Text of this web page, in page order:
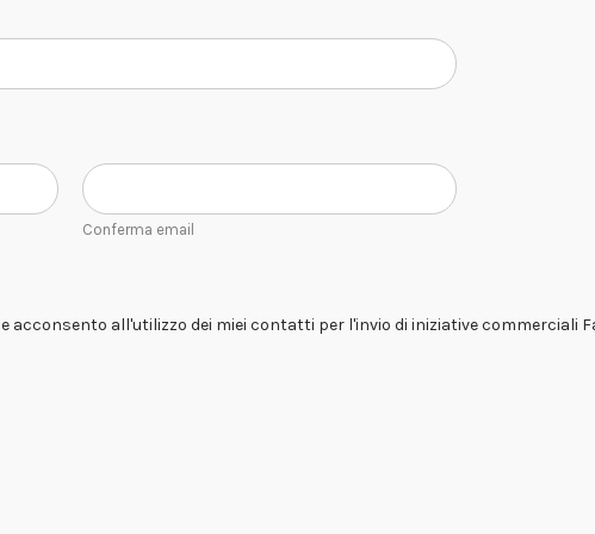
Conferma email
e acconsento all'utilizzo dei miei contatti per l'invio di iniziative commerciali